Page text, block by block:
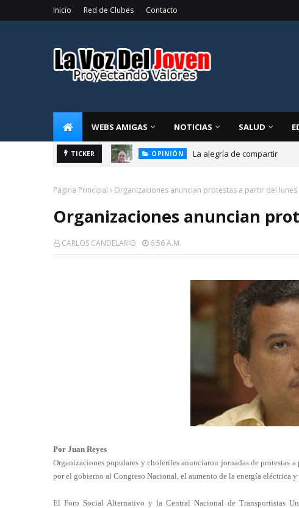
Inicio Red de Clubes Contacto
WEBS AMIGAS NOTICIAS SALUD
TICKER OPINIÓN La alegría de compartir
Página Principal Organizaciones anuncian protestas a partir del lunes
Organizaciones anuncian
CARLOS CANDELARIO 6:56 A.m.
Por Juan Reyes
Organizaciones populares y choferiles anunciaron jornadas de protestas
por el gobierno al Congreso Nacional, el aumento de la energía eléctrica
El Foro Social Alternativo y la Central Nacional de Transportistas